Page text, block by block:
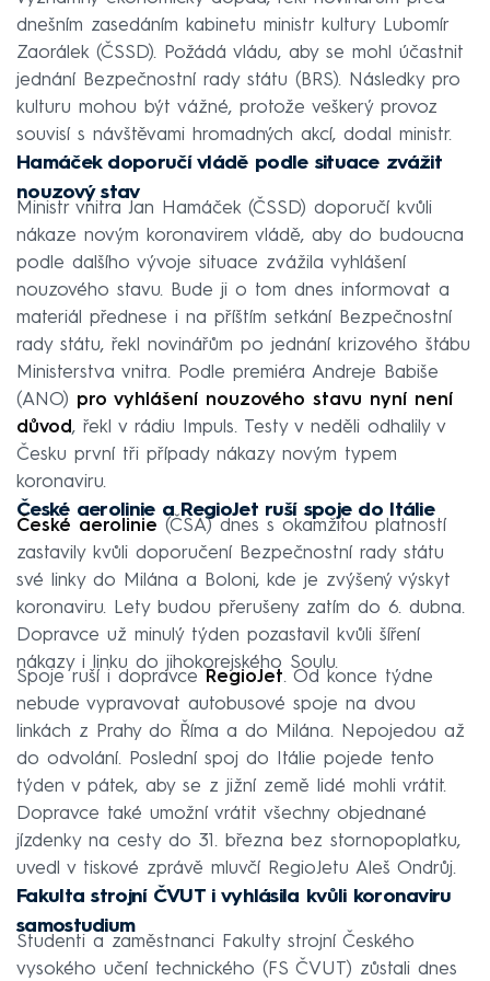
dnešním zasedáním kabinetu ministr kultury Lubomír
Zaorálek (ČSSD). Požádá vládu, aby se mohl účastnit
jednání Bezpečnostní rady státu (BRS). Následky pro
kulturu mohou být vážné, protože veškerý provoz
souvisí s návštěvami hromadných akcí, dodal ministr.
Hamáček doporučí vládě podle situace zvážit
nouzový stav
Ministr vnitra Jan Hamáček (ČSSD) doporučí kvůli
nákaze novým koronavirem vládě, aby do budoucna
podle dalšího vývoje situace zvážila vyhlášení
nouzového stavu. Bude ji o tom dnes informovat a
materiál přednese i na příštím setkání Bezpečnostní
rady státu, řekl novinářům po jednání krizového štábu
Ministerstva vnitra. Podle premiéra Andreje Babiše
(ANO) pro vyhlášení nouzového stavu nyní není
důvod, řekl v rádiu Impuls. Testy v neděli odhalily v
Česku první tři případy nákazy novým typem
koronaviru.
České aerolinie a RegioJet ruší spoje do Itálie
České aerolinie (ČSA) dnes s okamžitou platností
zastavily kvůli doporučení Bezpečnostní rady státu
své linky do Milána a Boloni, kde je zvýšený výskyt
koronaviru. Lety budou přerušeny zatím do 6. dubna.
Dopravce už minulý týden pozastavil kvůli šíření
nákazy i linku do jihokorejského Soulu.
Spoje ruší i dopravce RegioJet. Od konce týdne
nebude vypravovat autobusové spoje na dvou
linkách z Prahy do Říma a do Milána. Nepojedou až
do odvolání. Poslední spoj do Itálie pojede tento
týden v pátek, aby se z jižní země lidé mohli vrátit.
Dopravce také umožní vrátit všechny objednané
jízdenky na cesty do 31. března bez stornopoplatku,
uvedl v tiskové zprávě mluvčí RegioJetu Aleš Ondrůj.
Fakulta strojní ČVUT i vyhlásila kvůli koronaviru
samostudium
Studenti a zaměstnanci Fakulty strojní Českého
vysokého učení technického (FS ČVUT) zůstali dnes